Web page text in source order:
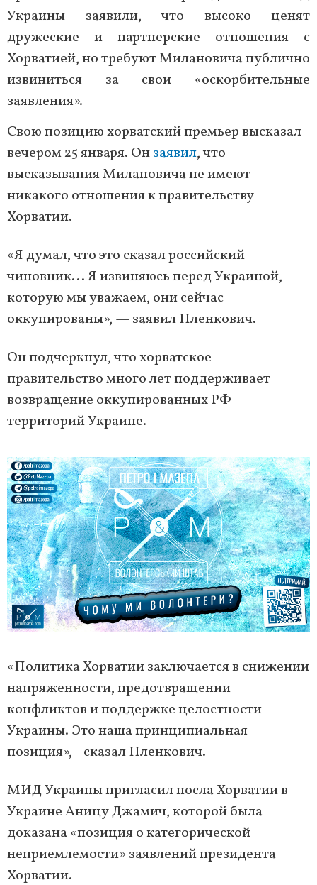
Украины заявили, что высоко ценят
дружеские и партнерские отношения с
Хорватией, но требуют Милановича публично
извиниться за свои «оскорбительные
заявления».
Свою позицию хорватский премьер высказал
вечером 25 января. Онзаявил, что
высказывания Милановича не имеют
никакого отношения к правительству
Хорватии.
«Я думал, что это сказал российский
чиновник... Я извиняюсь перед Украиной,
которую мы уважаем, они сейчас
оккупированы», — заявил Пленкович.
Он подчеркнул, что хорватское
правительство много лет поддерживает
возвращение оккупированных РФ
территорий Украине.
«Политика Хорватии заключается в снижении
напряженности, предотвращении
конфликтов и поддержке целостности
Украины. Это наша принципиальная
позиция», - сказал Пленкович.
МИД Украины пригласил посла Хорватии в
Украине Аницу Джамич, которой была
доказана «позиция о категорической
неприемлемости» заявлений президента
Хорватии.